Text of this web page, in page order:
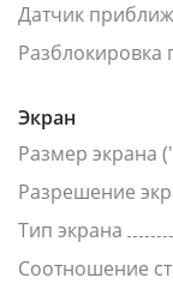
Датчик
Разблокировка
Экран
Размер экрана
Разрешение
Тип экрана
Соотношение